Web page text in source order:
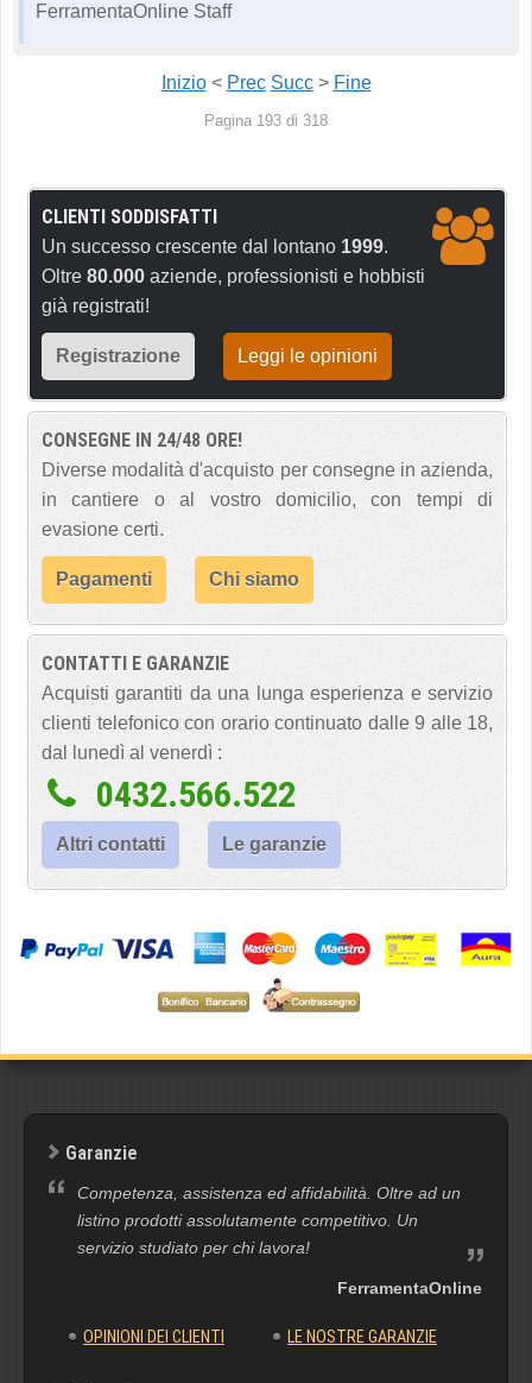
FerramentaOnline Staff
Inizio< Prec Succ> Fine
Pagina 193 di 318
CLIENTI SODDISFATTI
Un successo crescente dal lontano 1999.
Oltre 80.000 aziende, professionisti e hobbisti
già registrati!
Registrazione Leggi le opinioni
CONSEGNE IN 24/48 ORE!
Diverse modalità d'acquisto per consegne in azienda,
in cantiere o al vostro domicilio, con tempi di
evasione certi.
Pagamenti Chi siamo
CONTATTI E GARANZIE
Acquisti garantiti da una lunga esperienza e servizio
clienti telefonico con orario continuato dalle 9 alle 18,
dal lunedì al venerdì :
0432.566.522
Altri contatti Le garanzie
Garanzie
Competenza, assistenza ed affidabilità. Oltre ad un
listino prodotti assolutamente competitivo. Un
servizio studiato per chi lavora!
FerramentaOnline
OPINIONI DEI CLIENTI LE NOSTRE GARANZIE